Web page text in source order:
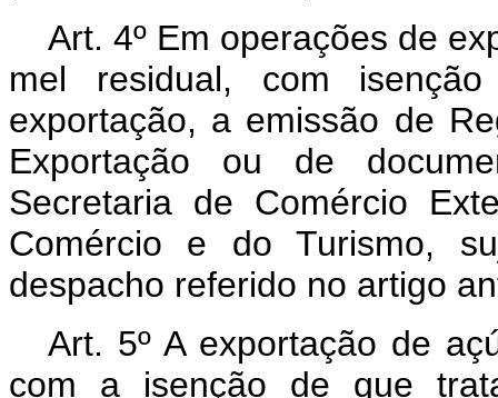
Art. 4º Em operações de
mel residual, com
exportação, a emissão de
Exportação ou de
Secretaria de Comércio
Comércio e do Turismo,
despacho referido no artigo
Art. 5º A exportação de
com a isenção de que